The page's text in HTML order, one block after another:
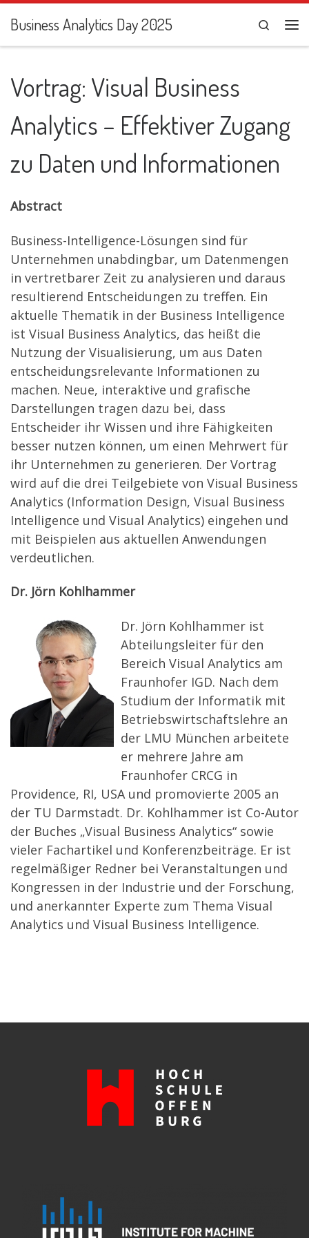
Zum Inhalt springen
Business Analytics Day 2025
Search
Vortrag: Visual Business
Analytics – Effektiver Zugang
zu Daten und Informationen
Abstract
Business-Intelligence-Lösungen sind für
Unternehmen unabdingbar, um Datenmengen
in vertretbarer Zeit zu analysieren und daraus
resultierend Entscheidungen zu treffen. Ein
aktuelle Thematik in der Business Intelligence
ist Visual Business Analytics, das heißt die
Nutzung der Visualisierung, um aus Daten
entscheidungsrelevante Informationen zu
machen. Neue, interaktive und grafische
Darstellungen tragen dazu bei, dass
Entscheider ihr Wissen und ihre Fähigkeiten
besser nutzen können, um einen Mehrwert für
ihr Unternehmen zu generieren. Der Vortrag
wird auf die drei Teilgebiete von Visual Business
Analytics (Information Design, Visual Business
Intelligence und Visual Analytics) eingehen und
mit Beispielen aus aktuellen Anwendungen
verdeutlichen.
Dr. Jörn Kohlhammer
Dr. Jörn Kohlhammer ist
Abteilungsleiter für den
Bereich Visual Analytics am
Fraunhofer IGD. Nach dem
Studium der Informatik mit
Betriebswirtschaftslehre an
der LMU München arbeitete
er mehrere Jahre am
Fraunhofer CRCG in
Providence, RI, USA und promovierte 2005 an
der TU Darmstadt. Dr. Kohlhammer ist Co-Autor
der Buches „Visual Business Analytics“ sowie
vieler Fachartikel und Konferenzbeiträge. Er ist
regelmäßiger Redner bei Veranstaltungen und
Kongressen in der Industrie und der Forschung,
und anerkannter Experte zum Thema Visual
Analytics und Visual Business Intelligence.